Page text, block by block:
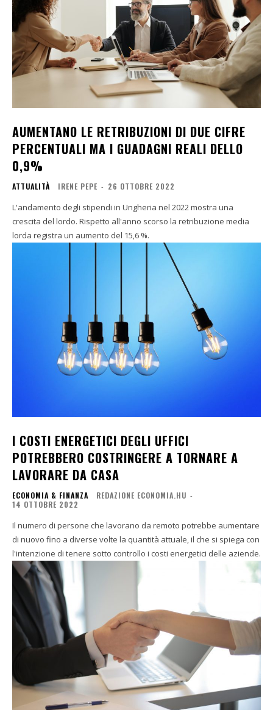
AUMENTANO LE RETRIBUZIONI DI DUE CIFRE
PERCENTUALI MA I GUADAGNI REALI DELLO
0,9%
ATTUALITÀ IRENE PEPE - 26 OTTOBRE 2022
L'andamento degli stipendi in Ungheria nel 2022 mostra una
crescita del lordo. Rispetto all'anno scorso la retribuzione media
lorda registra un aumento del 15,6 %.
I COSTI ENERGETICI DEGLI UFFICI
POTREBBERO COSTRINGERE A TORNARE A
LAVORARE DA CASA
ECONOMIA & FINANZA REDAZIONE ECONOMIA.HU -
14 OTTOBRE 2022
Il numero di persone che lavorano da remoto potrebbe aumentare
di nuovo fino a diverse volte la quantità attuale, il che si spiega con
l'intenzione di tenere sotto controllo i costi energetici delle aziende.